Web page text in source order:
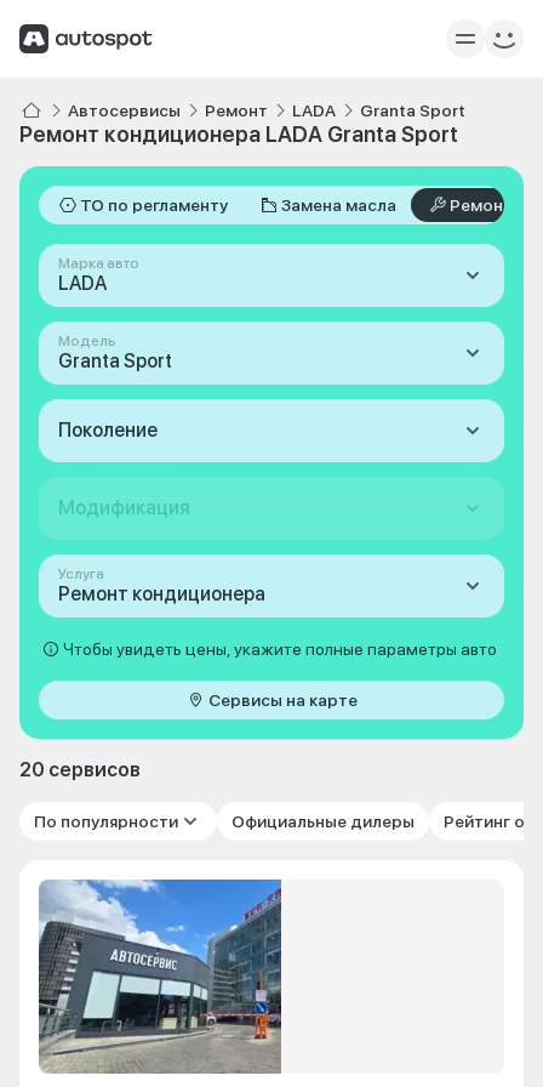
Автосервисы Ремонт LADA Granta Sport
Ремонт кондиционера LADA Granta Sport
ТО по регламенту Замена масла Ремонт
Марка авто
LADA
Модель
Granta Sport
Поколение
Модификация
Услуга
Ремонт кондиционера
Чтобы увидеть цены, укажите полные параметры авто
Сервисы на карте
20 сервисов
По популярности Официальные дилеры Рейтинг